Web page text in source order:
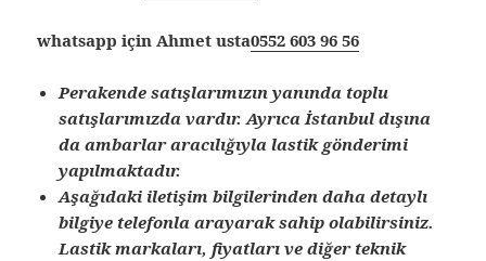
whatsapp için Ahmet usta0552 603 96 56
Perakende satışlarımızın yanında toplu
satışlarımızda vardır. Ayrıca İstanbul dışına
da ambarlar aracılığıyla lastik gönderimi
yapılmaktadır.
Aşağıdaki iletişim bilgilerinden daha detaylı
bilgiye telefonla arayarak sahip olabilirsiniz.
Lastik markaları, fiyatları ve diğer teknik